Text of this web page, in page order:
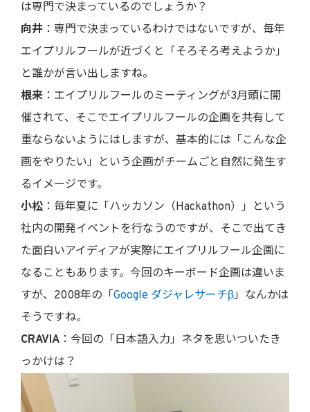
は専門で決まっているのでしょうか？
向井 ：専門で決まっているわけではないですが、毎年
エイプリルフールが近づくと「そろそろ考えようか」
と誰かが言い出しますね。
根来 ：エイプリルフールのミーティングが3月頭に開
催されて、そこでエイプリルフールの企画を共有して
重ならないようにはしますが、基本的には「こんな企
画をやりたい」という企画がチームごと自然に発生す
るイメージです。
小松 ：毎年夏に「ハッカソン（Hackathon）」という
社内の開発イベントを行なうのですが、そこで出てき
た面白いアイディアが実際にエイプリルフール企画に
なることもあります。今回のキーボード企画は違いま
すが、2008年の「 Google ダジャレサーチβ」なんかは
そうですね。
CRAVIA ：今回の「日本語入力」ネタを思いついたき
っかけは？